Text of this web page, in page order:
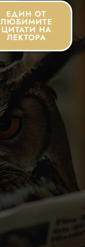
ЕДИН ОТ
ЛЮБИМИТЕ
ЦИТАТИ НА
ЛЕКТОРА